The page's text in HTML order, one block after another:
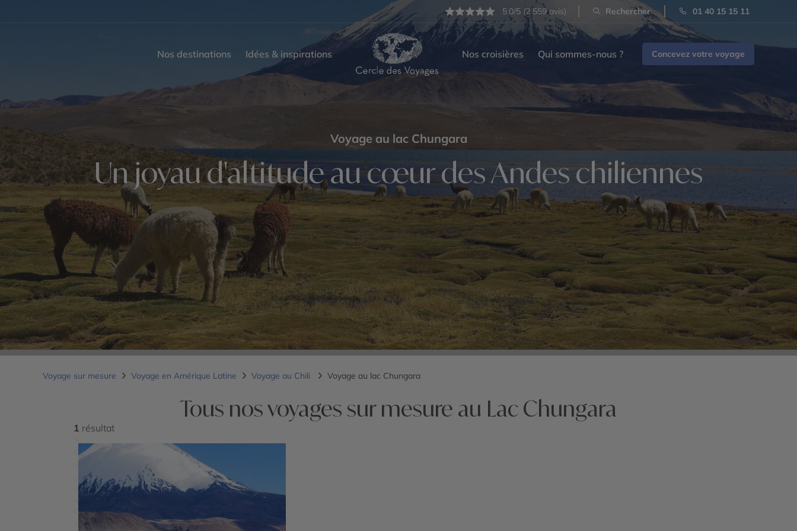
5,0/5 (2 559 avis) Rechercher 01 40 15 15 11
Nos destinations Idées & inspirations Nos croisières Qui sommes-nous ? Concevez votre voyage
Voyage au lac Chungara
Un joyau d'altitude au cœur des Andes chiliennes
Voyage sur mesure Voyage en Amérique Latine Voyage au Chili Voyage au lac Chungara
Tous nos voyages sur mesure au Lac Chungara
1 résultat